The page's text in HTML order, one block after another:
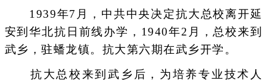
1939年7月，中共中央决定抗大总校离开延
安到华北抗日前线办学，1940年2月，总校来到
武乡，驻蟠龙镇。抗大第六期在武乡开学。
抗大总校来到武乡后，为培养专业技术人